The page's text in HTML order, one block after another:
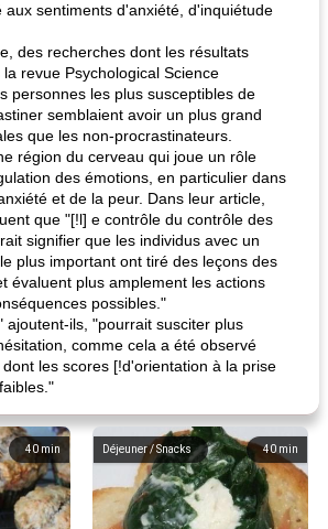
aux sentiments d'anxiété, d'inquiétude
des recherches dont les résultats
revue Psychological Science
personnes les plus susceptibles de
semblaient avoir un plus grand
que les non-procrastinateurs.
région du cerveau qui joue un rôle
des émotions, en particulier dans
et de la peur. Dans leur article,
que "[!l] e contrôle du contrôle des
signifier que les individus avec un
plus important ont tiré des leçons des
évaluent plus amplement les actions
possibles."
ajoutent-ils, "pourrait susciter plus
comme cela a été observé
les scores [!d'orientation à la prise
40 min 40 min
Déjeuner / Snacks